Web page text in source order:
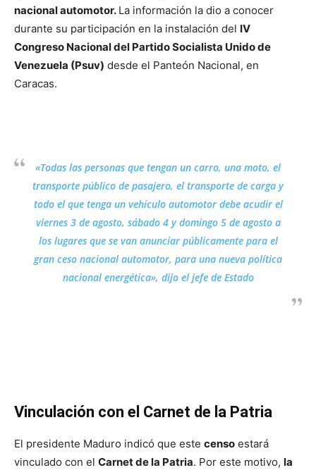
nacional automotor. La información la dio a conocer
durante su participación en la instalación del IV
Congreso Nacional del Partido Socialista Unido de
Venezuela (Psuv) desde el Panteón Nacional, en
Caracas.
«Todas las personas que tengan un carro, una moto, el
transporte público de pasajero, el transporte de carga y
todo el que tenga un vehículo automotor debe acudir el
viernes 3 de agosto, sábado 4 y domingo 5 de agosto a
los lugares que se van anunciar públicamente para el
gran ceso nacional automotor, para una nueva política
nacional energética», dijo el jefe de Estado
Vinculación con el Carnet de la Patria
El presidente Maduro indicó que este censo estará
vinculado con el Carnet de la Patria. Por este motivo, la